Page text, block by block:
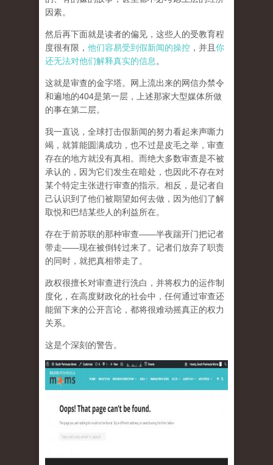
因素。
然后再下面就是读者的偏见，这些人的受教育程
度很有限， 他们容易受到假新闻的操控 ，并且 你
还无法对他们解释真实的信息 。
这就是审查的金字塔。网上流出来的网信办禁令
和遍地的404是第一层，上述那家大型媒体所做
的事在第二层。
我一直说，全球打击假新闻的努力看起来声嘶力
竭，就算能圆满成功，也不过是皮毛之举，审查
存在的地方就没有真相。而绝大多数审查是不被
承认的，因为它们发生在暗处，也因此不存在对
某个特定主张进行审查的指示。相反，是记者自
己认识到了他们被期望如何去做，因为他们了解
取悦和巴结某些人的利益所在。
存在于前苏联的那种审查——半夜踹开门把记者
带走——现在被倒转过来了。记者们放弃了职责
的同时，就把真相带走了。
政权很擅长对审查进行洗白，并将权力的运作制
度化，在高度财政化的社会中，任何通过审查还
能留下来的公开言论，都将很难动摇真正的权力
关系。
这是个深刻的警告。